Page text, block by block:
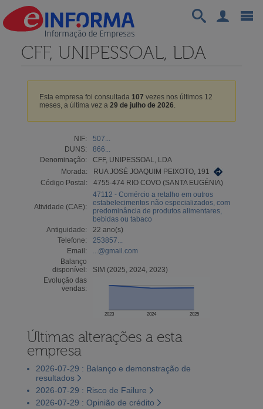
CFF, UNIPESSOAL, LDA
Esta empresa foi consultada 107 vezes nos últimos 12
meses, a última vez a 29 de julho de 2026.
NIF:
507...
DUNS:
866...
Denominação:
CFF, UNIPESSOAL, LDA
Morada:
RUA JOSÉ JOAQUIM PEIXOTO, 191
Código Postal:
4755-474 RIO COVO (SANTA EUGÉNIA)
Atividade (CAE):
47112 - Comércio a retalho em outros
estabelecimentos não especializados, com
predominância de produtos alimentares,
bebidas ou tabaco
Antiguidade:
22 ano(s)
Telefone:
253857...
Email:
...@gmail.com
Balanço
disponível:
SIM (2025, 2024, 2023)
Evolução das
vendas:
2023 2024 2025
Últimas alterações a esta
empresa
2026-07-29 : Balanço e demonstração de
resultados
2026-07-29 : Risco de Failure
2026-07-29 : Opinião de crédito